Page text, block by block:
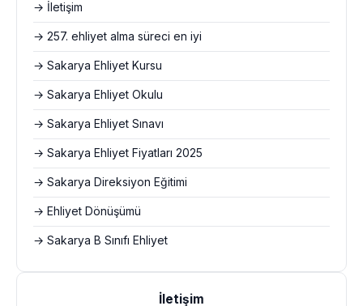
→ İletişim
→ 257. ehliyet alma süreci en iyi
→ Sakarya Ehliyet Kursu
→ Sakarya Ehliyet Okulu
→ Sakarya Ehliyet Sınavı
→ Sakarya Ehliyet Fiyatları 2025
→ Sakarya Direksiyon Eğitimi
→ Ehliyet Dönüşümü
→ Sakarya B Sınıfı Ehliyet
İletişim